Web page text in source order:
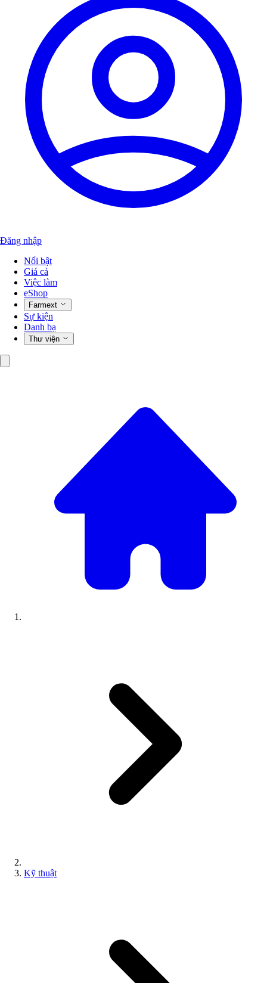
Đăng nhập
Nổi bật
Giá cả
Việc làm
eShop
Farmext
Sự kiện
Danh bạ
Thư viện
Kỹ thuật